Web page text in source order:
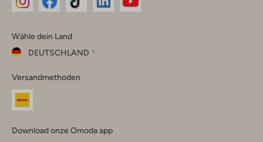
Instagram
Facebook
TikTok
Wähle dein Land
DEUTSCHLAND
dein
Land
Versandmethoden
Download onze Omoda app